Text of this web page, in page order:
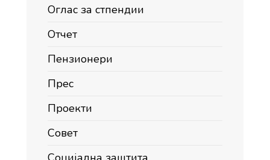
Оглас за стпендии
Отчет
Пензионери
Прес
Проекти
Совет